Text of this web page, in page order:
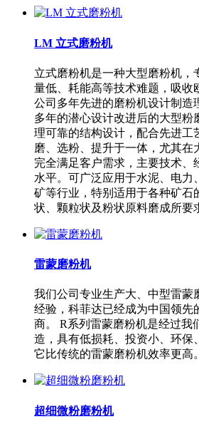
LM 立式磨粉机
立式磨粉机是一种大型磨粉机，
量低、耗能高等技术难题，吸收
公司多年先进的磨粉机设计制造
多年的潜心设计改进后的大型粉
理可靠的结构设计，配合先进工
磨、选粉、提升于一体，尤其在
完全满足客户需求，主要技术、
水平。可广泛应用于水泥、电力
矿等行业，特别适用于各种矿石
状、颗粒状及粉状原料磨成所要
雷蒙磨粉机
我们公司专业生产大、中型雷蒙
经验，科菲达已经成为中国领先
商。 R系列雷蒙磨粉机是经过我
造，具有低损耗、投资小、环保
它比传统的雷蒙磨粉机效率更高。
超细微粉磨粉机